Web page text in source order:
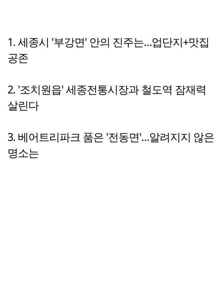
1. 세종시 '부강면' 안의 진주는…업단지+맛집
공존
2. '조치원읍' 세종전통시장과 철도역 잠재력
살린다
3. 베어트리파크 품은 '전동면'…알려지지 않은
명소는